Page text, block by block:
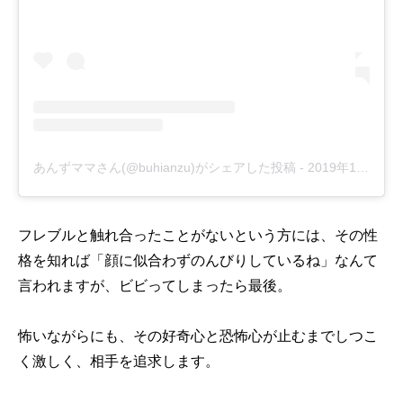
あんずママさん(@buhianzu)がシェアした投稿 - 2019年10月月5日午前1時22分PDT
フレブルと触れ合ったことがないという方には、その性
格を知れば「顔に似合わずのんびりしているね」なんて
言われますが、ビビってしまったら最後。
怖いながらにも、その好奇心と恐怖心が止むまでしつこ
く激しく、相手を追求します。